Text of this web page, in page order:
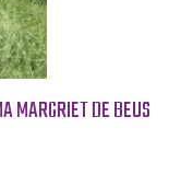
MARGRIET DE BEUS